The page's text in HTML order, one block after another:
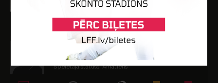
Spēlētāja statuss: Amatieris
- -
Ivo Sorokins
Dzimšanas datums: 17.06.2003.
Spēlētāja statuss: Amatieris